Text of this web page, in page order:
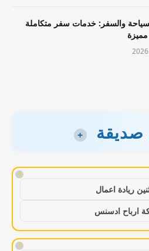
والسفر: خدمات سفر متكاملة
صديقة +
!
ريادة اعمال
ارباح ادسنس
!